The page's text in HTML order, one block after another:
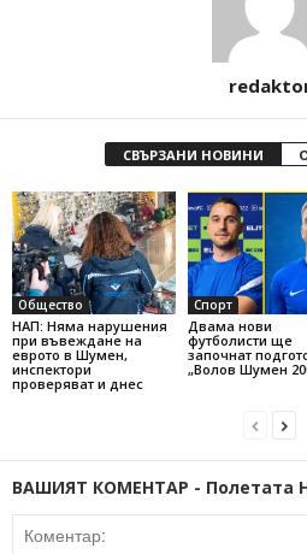
СВЪРЗАНИ НОВИНИ
Общество
НАП: Няма нарушения
при въвеждане на
еврото в Шумен,
инспектори
проверяват и днес
Спорт
Двама нови
футболисти ще
започнат
„Волов Шумен
ВАШИЯТ КОМЕНТАР - Полетата